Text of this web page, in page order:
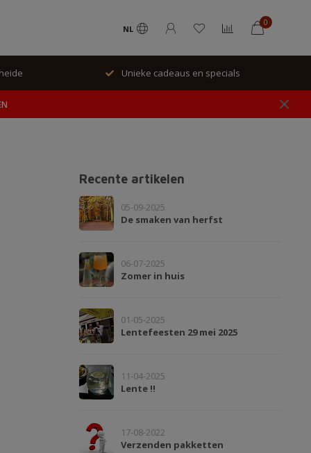
NL
0
Unieke cadeaus en specials
Recente artikelen
05-09-2025
De smaken van herfst
06-07-2025
Zomer in huis
01-05-2025
Lentefeesten 29 mei 2025
11-04-2025
Lente !!
17-08-2022
Verzenden pakketten